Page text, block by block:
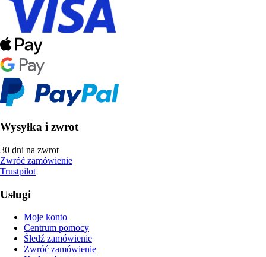
Wysyłka i zwrot
30 dni na zwrot
Zwróć zamówienie
Trustpilot
Usługi
Moje konto
Centrum pomocy
Śledź zamówienie
Zwróć zamówienie